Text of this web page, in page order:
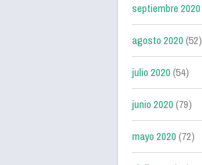
septiembre 2020
agosto 2020(52)
julio 2020(54)
junio 2020(79)
mayo 2020(72)